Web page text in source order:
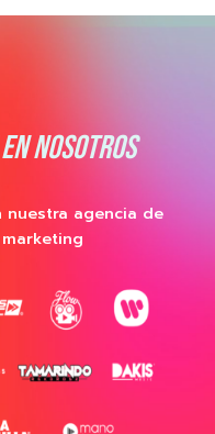
NOSOTROS
nuestra agencia de